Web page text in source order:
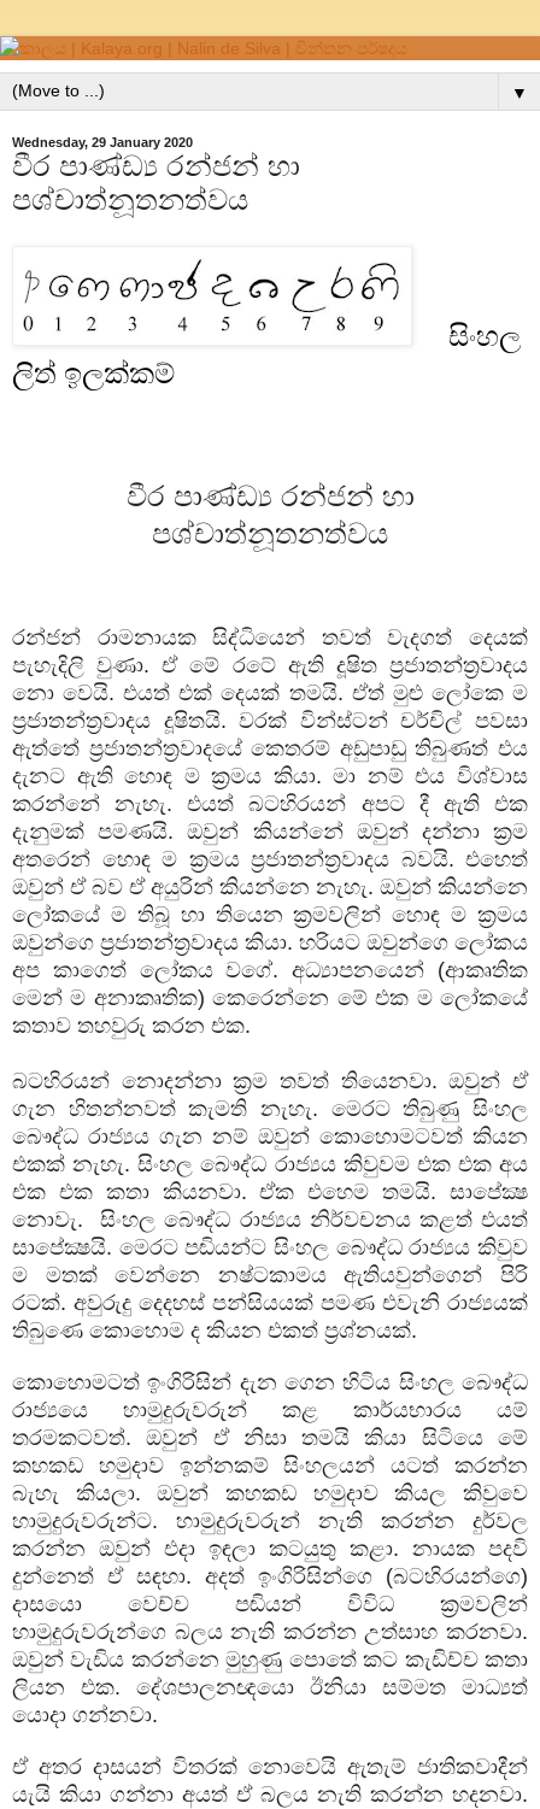
▼
Wednesday, 29 January 2020
වීර පාණ්ඩ්‍ය රන්ජන් හා
පශ්චාත්නූතනත්වය
සිංහල
ලිත් ඉලක්කම්
වීර පාණ්ඩ්‍ය රන්ජන් හා
පශ්චාත්නූතනත්වය
රන්ජන් රාමනායක සිද්ධියෙන් තවත් වැදගත් දෙයක්
පැහැදිලි වුණා. ඒ මේ රටේ ඇති දූෂිත ප්‍රජාතන්ත්‍රවාදය
නො වෙයි. එයත් එක් දෙයක් තමයි. ඒත් මුළු ලෝකෙ ම
ප්‍රජාතන්ත්‍රවාදය දූෂිතයි. වරක් වින්ස්ටන් චර්චිල් පවසා
ඇත්තේ ප්‍රජාතන්ත්‍රවාදයේ කෙතරම් අඩුපාඩු තිබුණත් එය
දැනට ඇති හොඳ ම ක්‍රමය කියා. මා නම් එය විශ්වාස
කරන්නේ නැහැ. එයත් බටහිරයන් අපට දී ඇති එක
දැනුමක් පමණයි. ඔවුන් කියන්නේ ඔවුන් දන්නා ක්‍රම
අතරෙන් හොඳ ම ක්‍රමය ප්‍රජාතන්ත්‍රවාදය බවයි. එහෙත්
ඔවුන් ඒ බව ඒ අයුරින් කියන්නෙ නැහැ. ඔවුන් කියන්නෙ
ලෝකයේ ම තිබූ හා තියෙන ක්‍රමවලින් හොඳ ම ක්‍රමය
ඔවුන්ගෙ ප්‍රජාතන්ත්‍රවාදය කියා. හරියට ඔවුන්ගෙ ලෝකය
අප කාගෙත් ලෝකය වගේ. අධ්‍යාපනයෙන් (ආකෘතික
මෙන් ම අනාකෘතික) කෙරෙන්නෙ මේ එක ම ලෝකයේ
කතාව තහවුරු කරන එක.
බටහිරයන් නොදන්නා ක්‍රම තවත් තියෙනවා. ඔවුන් ඒ
ගැන හිතන්නවත් කැමති නැහැ. මෙරට තිබුණු සිංහල
බෞද්ධ රාජ්‍යය ගැන නම් ඔවුන් කොහොමටවත් කියන
එකක් නැහැ. සිංහල බෞද්ධ රාජ්‍යය කිවුවම එක එක අය
එක එක කතා කියනවා. ඒක එහෙම තමයි. සාපේක්‍ෂ
නොවැ. සිංහල බෞද්ධ රාජ්‍යය නිර්වචනය කළත් එයත්
සාපේක්‍ෂයි. මෙරට පඬියන්ට සිංහල බෞද්ධ රාජ්‍යය කිවුව
ම මතක් වෙන්නෙ නෂ්ටකාමය ඇතියවුන්ගෙන් පිරි
රටක්. අවුරුදු දෙදහස් පන්සියයක් පමණ එවැනි රාජ්‍යයක්
තිබුණෙ කොහොම ද කියන එකත් ප්‍රශ්නයක්.
කොහොමටත් ඉංගිරිසින් දැන ගෙන හිටිය සිංහල බෞද්ධ
රාජ්‍යයෙ හාමුදුරුවරුන් කළ කාර්යභාරය යම්
තරමකටවත්. ඔවුන් ඒ නිසා තමයි කියා සිටියෙ මේ
කහකඩ හමුදාව ඉන්නකම් සිංහලයන් යටත් කරන්න
බැහැ කියලා. ඔවුන් කහකඩ හමුදාව කියල කිවුවෙ
හාමුදුරුවරුන්ට. හාමුදුරුවරුන් නැති කරන්න දුර්වල
කරන්න ඔවුන් එදා ඉඳලා කටයුතු කළා. නායක පදවි
දුන්නෙත් ඒ සඳහා. අදත් ඉංගිරිසින්ගෙ (බටහිරයන්ගෙ)
දාසයො වෙච්ච පඬියන් විවිධ ක්‍රමවලින්
හාමුදුරුවරුන්ගෙ බලය නැති කරන්න උත්සාහ කරනවා.
ඔවුන් වැඩිය කරන්නෙ මුහුණු පොතේ කට කැඩිච්ච කතා
ලියන එක. දේශපාලනඥයො ඊනියා සම්මත මාධ්‍යත්
යොදා ගන්නවා.
ඒ අතර දාසයන් විතරක් නොවෙයි ඇතැම් ජාතිකවාදීන්
යැයි කියා ගන්නා අයත් ඒ බලය නැති කරන්න හදනවා.